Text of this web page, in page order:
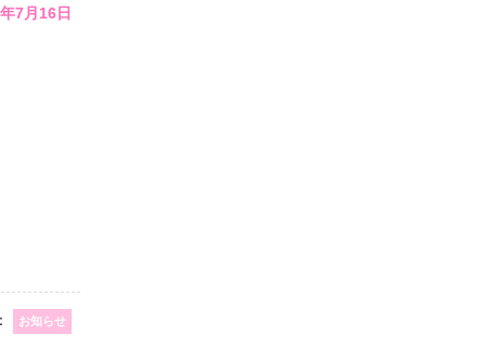
7月16日
お知らせ